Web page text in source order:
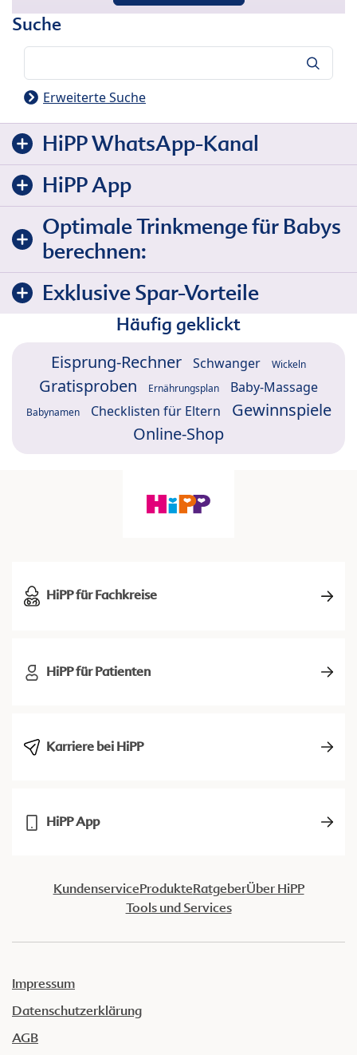
Suche
Erweiterte Suche
HiPP WhatsApp-Kanal
HiPP App
Optimale Trinkmenge für Babys
berechnen:
Exklusive Spar-Vorteile
Häufig geklickt
Eisprung-Rechner Schwanger Wickeln
Gratisproben Ernährungsplan Baby-Massage
Babynamen Checklisten für Eltern
Gewinnspiele
Online-Shop
HiPP für Fachkreise
HiPP für Patienten
Karriere bei HiPP
HiPP App
KundenserviceProdukteRatgeberÜber HiPP
Tools und Services
Impressum
Datenschutzerklärung
AGB